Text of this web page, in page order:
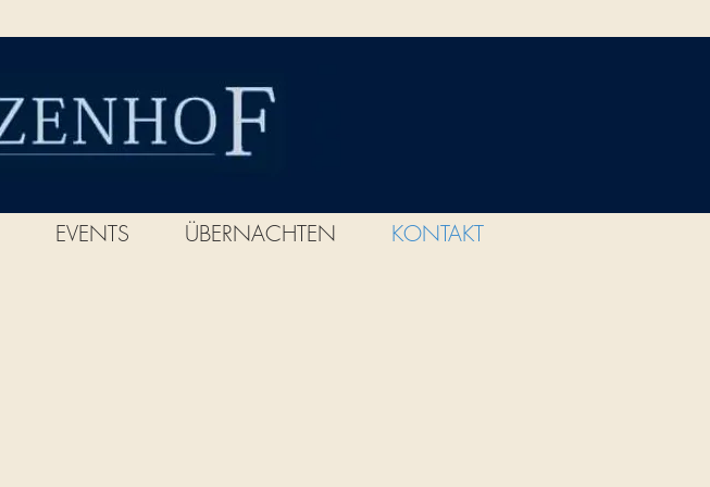
EVENTS ÜBERNACHTEN KONTAKT